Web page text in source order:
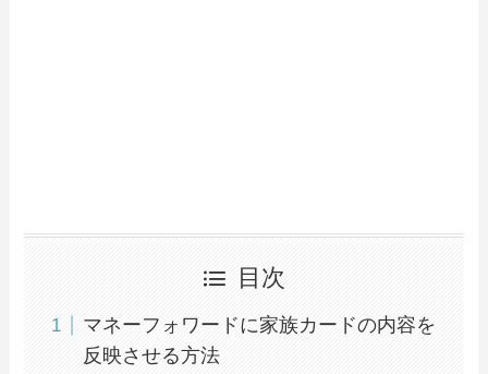
目次
マネーフォワードに家族カードの内容を
反映させる方法